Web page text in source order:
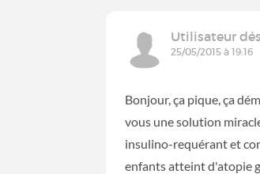
Utilisateur
25/05/2015 à 19:16
Bonjour, ça pique, ça
vous une solution
insulino-requérant et
enfants atteint d'atopie